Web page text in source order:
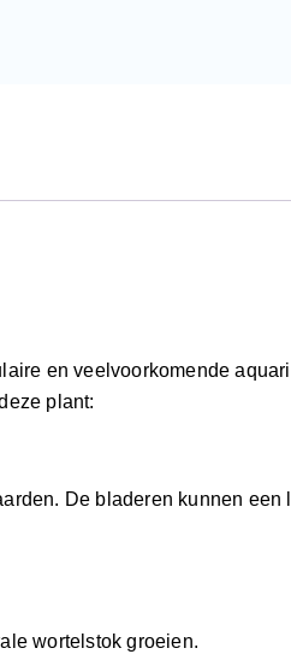
en veelvoorkomende
plant:
De bladeren kunnen een
wortelstok groeien.